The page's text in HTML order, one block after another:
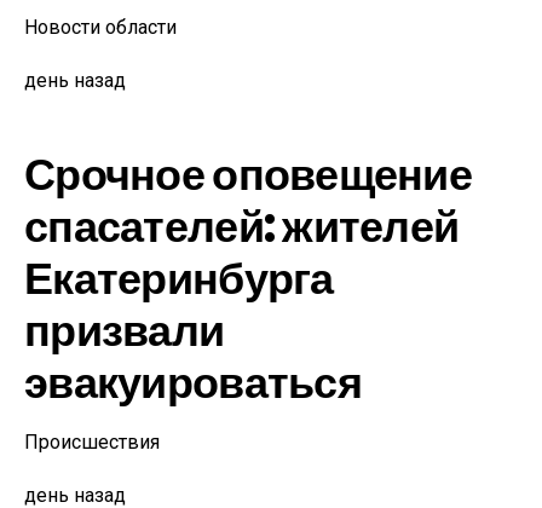
Новости области
день назад
Срочное оповещение
спасателей: жителей
Екатеринбурга
призвали
эвакуироваться
Происшествия
день назад